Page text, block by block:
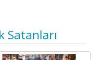
Satanları